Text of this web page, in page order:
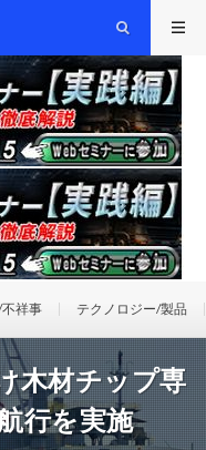
祥事 テクノロジー/製品
木材チップ専
行を実施